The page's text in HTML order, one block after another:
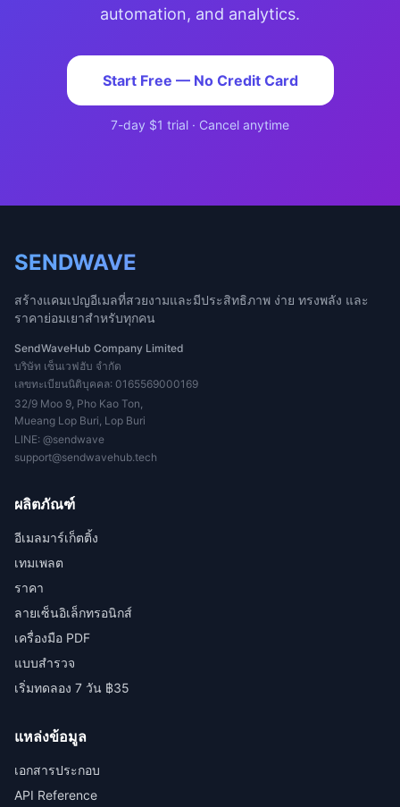
automation, and analytics.
Start Free — No Credit Card
7-day $1 trial · Cancel anytime
SENDWAVE
สร้างแคมเปญอีเมลที่สวยงามและมีประสิทธิภาพ ง่าย ทรงพลัง และ
ราคาย่อมเยาสำหรับทุกคน
SendWaveHub Company Limited
บริษัท เซ็นเวฟฮับ จำกัด
เลขทะเบียนนิติบุคคล: 0165569000169
32/9 Moo 9, Pho Kao Ton,
Mueang Lop Buri, Lop Buri
LINE: @sendwave
support@sendwavehub.tech
ผลิตภัณฑ์
อีเมลมาร์เก็ตติ้ง
เทมเพลต
ราคา
ลายเซ็นอิเล็กทรอนิกส์
เครื่องมือ PDF
แบบสำรวจ
เริ่มทดลอง 7 วัน ฿35
แหล่งข้อมูล
เอกสารประกอบ
API Reference